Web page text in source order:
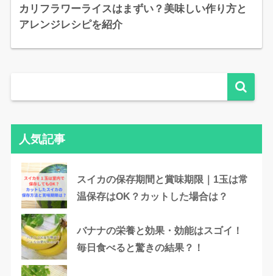
カリフラワーライスはまずい？美味しい作り方と
アレンジレシピを紹介
人気記事
スイカの保存期間と賞味期限｜1玉は常
温保存はOK？カットした場合は？
バナナの栄養と効果・効能はスゴイ！
毎日食べると驚きの結果？！